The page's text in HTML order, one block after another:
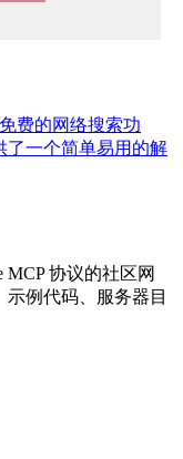
费的网络搜索功
了一个简单易用的解
协议的社区网
示例代码、服务器目